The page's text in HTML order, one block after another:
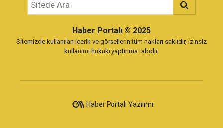
Haber Portalı © 2025
Sitemizde kullanılan içerik ve görsellerin tüm hakları saklıdır, izinsiz
kullanımı hukuki yaptırıma tabidir.
Haber Portalı Yazılımı